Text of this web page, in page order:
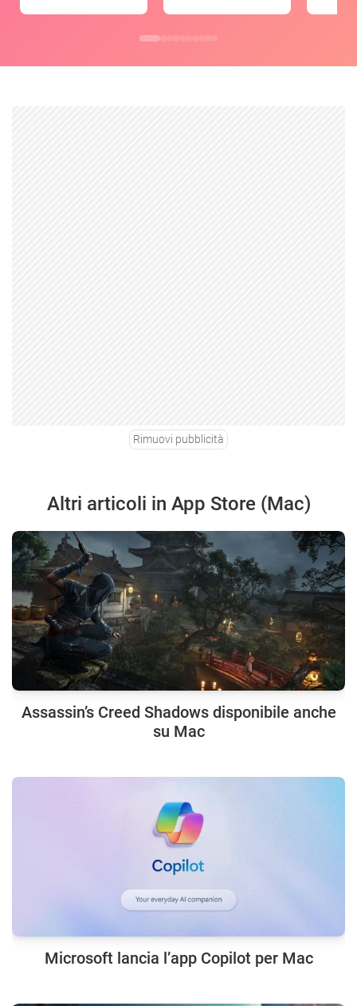
Rimuovi pubblicità
Altri articoli in App Store (Mac)
Assassin’s Creed Shadows disponibile anche
su Mac
Microsoft lancia l’app Copilot per Mac